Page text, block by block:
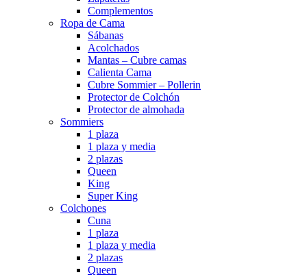
Complementos
Ropa de Cama
Sábanas
Acolchados
Mantas – Cubre camas
Calienta Cama
Cubre Sommier – Pollerin
Protector de Colchón
Protector de almohada
Sommiers
1 plaza
1 plaza y media
2 plazas
Queen
King
Super King
Colchones
Cuna
1 plaza
1 plaza y media
2 plazas
Queen